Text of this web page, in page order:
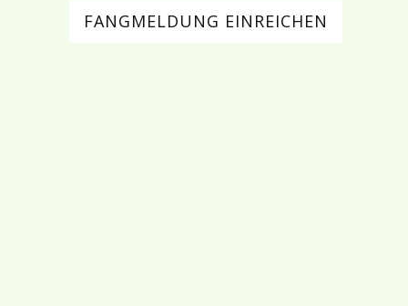
FANGMELDUNG EINREICHEN